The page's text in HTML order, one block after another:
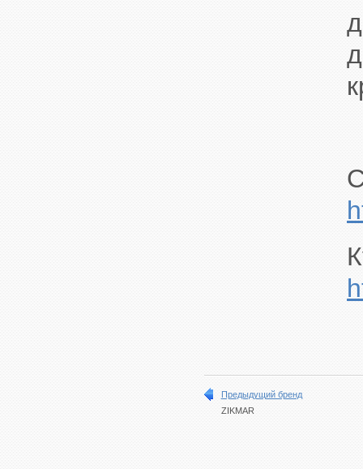
Предыдущий бренд
ZIKMAR